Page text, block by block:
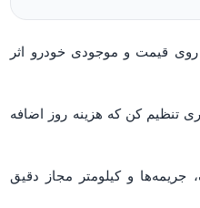
قیمت و موجودی خودرو اثر
تنظیم کن که هزینه روز اضافه
جریمه‌ها و کیلومتر مجاز دقیق